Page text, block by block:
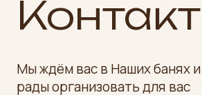
(ВХОД С УЛИЦЫ),ТЦ"А+ " (М.
КУЗЬМИНКИ),
ОСКВА
TELEGRAM VKONTAKTE